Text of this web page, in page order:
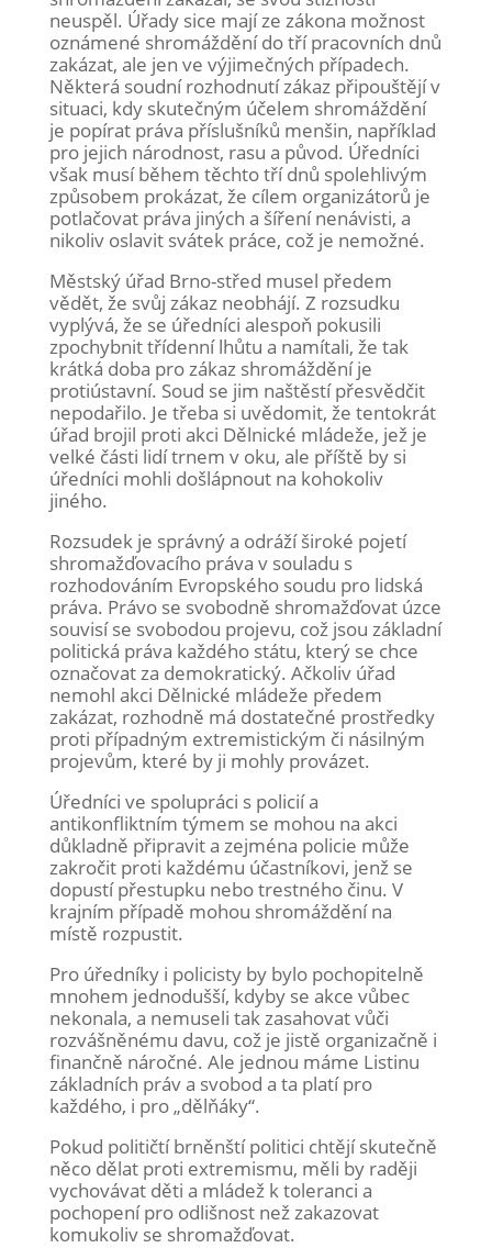
neuspěl. Úřady sice mají ze zákona možnost
oznámené shromáždění do tří pracovních dnů
zakázat, ale jen ve výjimečných případech.
Některá soudní rozhodnutí zákaz připouštějí v
situaci, kdy skutečným účelem shromáždění
je popírat práva příslušníků menšin, například
pro jejich národnost, rasu a původ. Úředníci
však musí během těchto tří dnů spolehlivým
způsobem prokázat, že cílem organizátorů je
potlačovat práva jiných a šíření nenávisti, a
nikoliv oslavit svátek práce, což je nemožné.
Městský úřad Brno-střed musel předem
vědět, že svůj zákaz neobhájí. Z rozsudku
vyplývá, že se úředníci alespoň pokusili
zpochybnit třídenní lhůtu a namítali, že tak
krátká doba pro zákaz shromáždění je
protiústavní. Soud se jim naštěstí přesvědčit
nepodařilo. Je třeba si uvědomit, že tentokrát
úřad brojil proti akci Dělnické mládeže, jež je
velké části lidí trnem v oku, ale příště by si
úředníci mohli došlápnout na kohokoliv
jiného.
Rozsudek je správný a odráží široké pojetí
shromažďovacího práva v souladu s
rozhodováním Evropského soudu pro lidská
práva. Právo se svobodně shromažďovat úzce
souvisí se svobodou projevu, což jsou základní
politická práva každého státu, který se chce
označovat za demokratický. Ačkoliv úřad
nemohl akci Dělnické mládeže předem
zakázat, rozhodně má dostatečné prostředky
proti případným extremistickým či násilným
projevům, které by ji mohly provázet.
Úředníci ve spolupráci s policií a
antikonfliktním týmem se mohou na akci
důkladně připravit a zejména policie může
zakročit proti každému účastníkovi, jenž se
dopustí přestupku nebo trestného činu. V
krajním případě mohou shromáždění na
místě rozpustit.
Pro úředníky i policisty by bylo pochopitelně
mnohem jednodušší, kdyby se akce vůbec
nekonala, a nemuseli tak zasahovat vůči
rozvášněnému davu, což je jistě organizačně i
finančně náročné. Ale jednou máme Listinu
základních práv a svobod a ta platí pro
každého, i pro „dělňáky“.
Pokud političtí brněnští politici chtějí skutečně
něco dělat proti extremismu, měli by raději
vychovávat děti a mládež k toleranci a
pochopení pro odlišnost než zakazovat
komukoliv se shromažďovat.